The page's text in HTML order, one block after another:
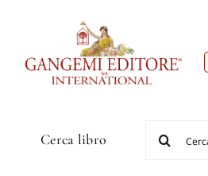
Cerca libro
per: